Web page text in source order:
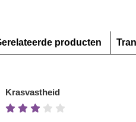
producten
Krasvastheid